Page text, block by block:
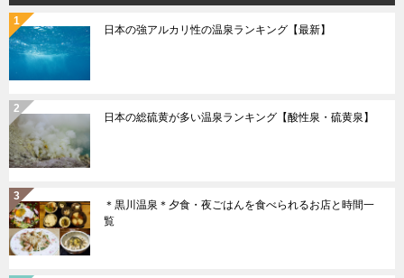
日本の強アルカリ性の温泉ランキング【最新】
日本の総硫黄が多い温泉ランキング【酸性泉・硫黄泉】
＊黒川温泉＊夕食・夜ごはんを食べられるお店と時間一
覧